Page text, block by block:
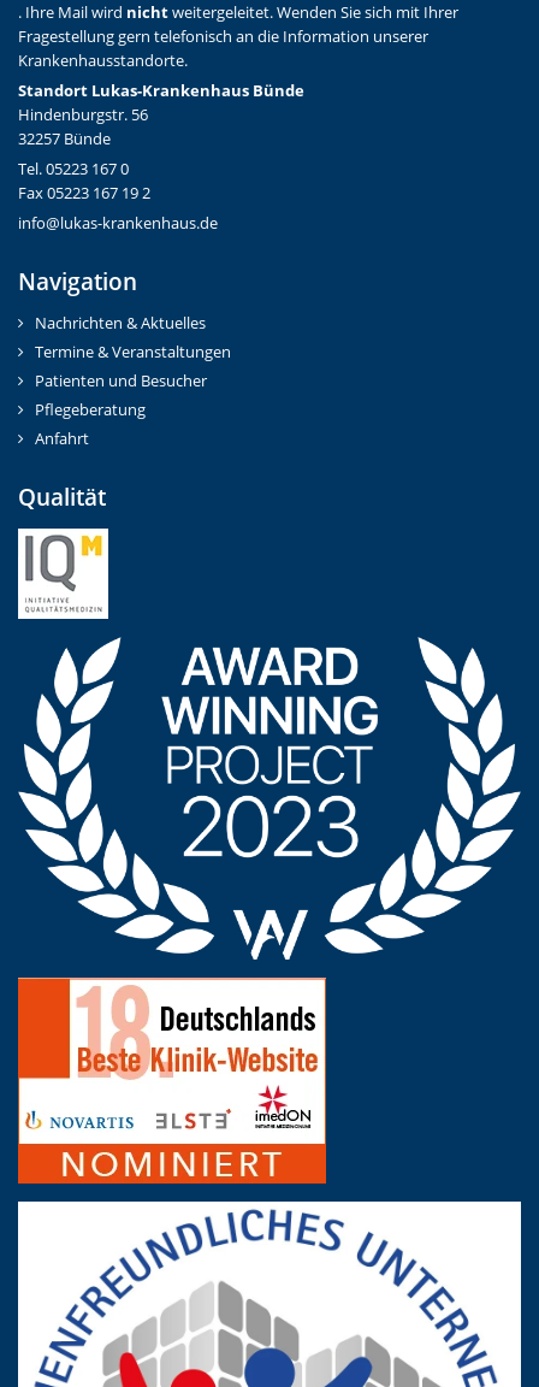
. Ihre Mail wird nichtweitergeleitet. Wenden Sie sich mit Ihrer
Fragestellung gern telefonisch an die Information unserer
Krankenhausstandorte.
Standort Lukas-Krankenhaus Bünde
Hindenburgstr. 56
32257 Bünde
Tel. 05223 167 0
Fax 05223 167 19 2
info@lukas-krankenhaus.de
Navigation
Nachrichten & Aktuelles
Termine & Veranstaltungen
Patienten und Besucher
Pflegeberatung
Anfahrt
Qualität